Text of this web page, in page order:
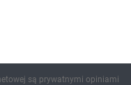
są prywatnymi opiniami